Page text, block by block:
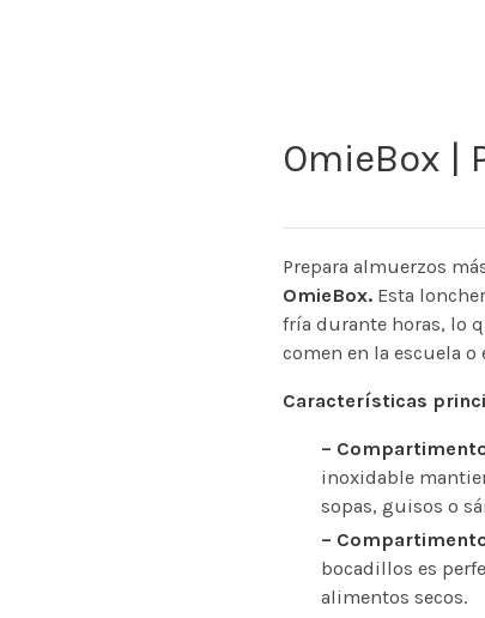
OmieBox |
Prepara almuerzos
OmieBox.Esta
fría durante horas, lo
comen en la escuela o
Características
–
inoxidable
sopas, guisos o
–
bocadillos es
alimentos secos.